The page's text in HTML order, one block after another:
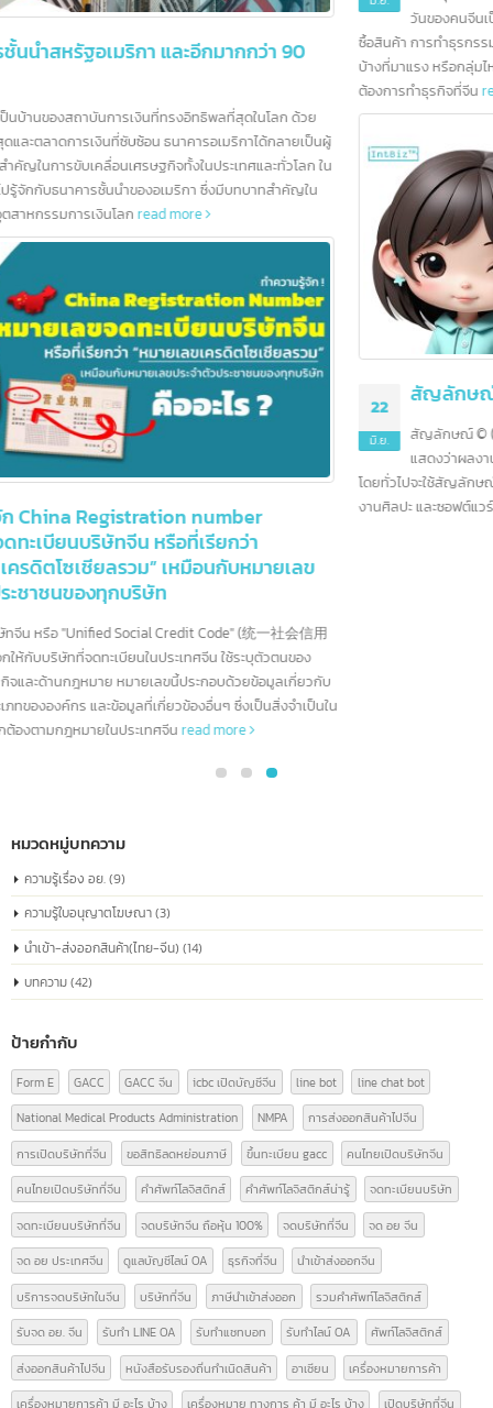
25
มิ.ย.
5 Platform Online ที่เป็นที่นิยมในจีน
ในปัจจุบัน แพลตฟอร์มออนไลน์ต่างๆ ได้เข้ามามีบทบาทสำคัญในชีวิตปร
วันของคนจีนเป็นอย่างมาก ทั้งในด้านความบันเทิง การติดต่อสื่อสาร การ
ซื้อสินค้า การทำธุรกรรมทางการเงิน ฯลฯ ซึ่งเราควรทราบไว้บ้างว่า แพลตฟอร์ม
บ้างที่มาแรง หรือกลุ่มไหนที่นิยมใช้งานกัน เพื่อเป็นหนึ่งในตัวเลือกการตัดสินใจหา
ต้องการทำธุรกิจที่จีน
มิ.ย.
สัญลักษณ์เครื่องหมายการค้า © หมายถึงอะไร ?
สัญลักษณ์ © (อักษร "C" อยู่ในวงกลม) ย่อมาจาก "Copyright" ซึ่งใช้เพื่อ
แสดงว่าผลงานนั้นมีลิขสิทธิ์และได้รับการคุ้มครองตามกฎหมายลิขสิทธิ์
โดยทั่วไปจะใช้สัญลักษณ์นี้กับงานสร้างสรรค์ เช่น หนังสือ บทความ ภาพถ่าย เพล
งานศิลปะ และซอฟต์แวร์read more
หมวดหมู่บทความ
ความรู้เรื่อง อย.(9)
ความรู้ใบอนุญาตโฆษณา(3)
นำเข้า-ส่งออกสินค้า(ไทย-จีน)(14)
บทความ(42)
ป้ายกำกับ
Form E GACC GACC จีน icbc เปิดบัญชีจีน line bot line chat bot
National Medical Products Administration NMPA
การส่งออกสินค้าไปจีน
การเปิดบริษัทที่จีน
ขอสิทธิลดหย่อนภาษี ขึ้นทะเบียน gacc
คนไทยเปิดบริษัทจีน